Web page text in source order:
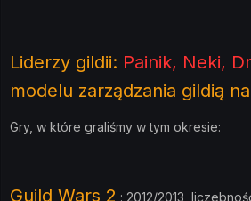
Liderzy gildii: Painik, Neki,
modelu zarządzania gildią
Gry, w które graliśmy w tym okresie:
Guild Wars 2 : 2012/2013,